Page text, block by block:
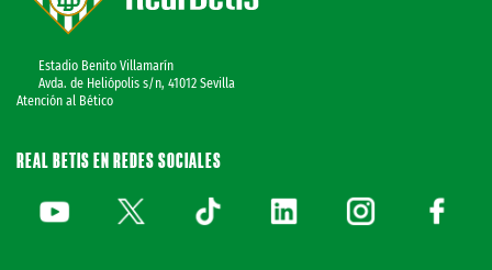
Estadio Benito Villamarín
Avda. de Heliópolis s/n, 41012 Sevilla
Atención al Bético
REAL BETIS EN REDES SOCIALES